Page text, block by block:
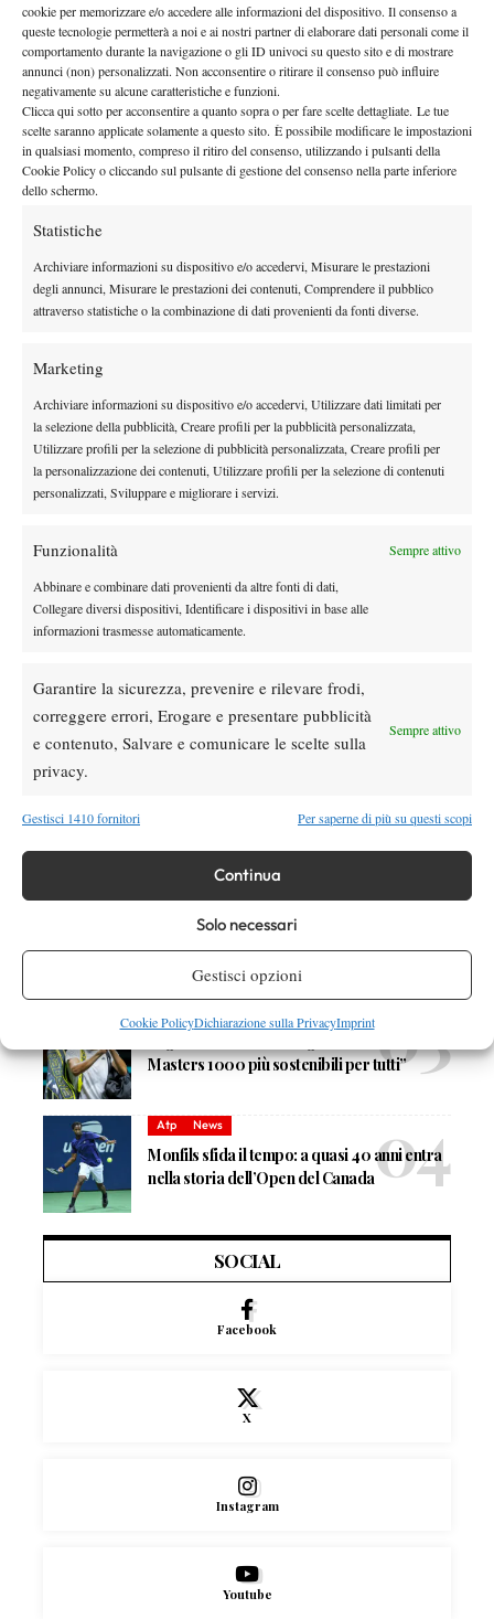
cookie per memorizzare e/o accedere alle informazioni del dispositivo. Il consenso a
queste tecnologie permetterà a noi e ai nostri partner di elaborare dati personali come il
comportamento durante la navigazione o gli ID univoci su questo sito e di mostrare
annunci (non) personalizzati. Non acconsentire o ritirare il consenso può influire
negativamente su alcune caratteristiche e funzioni.
Clicca qui sotto per acconsentire a quanto sopra o per fare scelte dettagliate. Le tue
scelte saranno applicate solamente a questo sito. È possibile modificare le impostazioni
in qualsiasi momento, compreso il ritiro del consenso, utilizzando i pulsanti della
Cookie Policy o cliccando sul pulsante di gestione del consenso nella parte inferiore
dello schermo.
Statistiche
Archiviare informazioni su dispositivo e/o accedervi, Misurare le prestazioni
degli annunci, Misurare le prestazioni dei contenuti, Comprendere il pubblico
attraverso statistiche o la combinazione di dati provenienti da fonti diverse.
Marketing
Archiviare informazioni su dispositivo e/o accedervi, Utilizzare dati limitati per
la selezione della pubblicità, Creare profili per la pubblicità personalizzata,
Utilizzare profili per la selezione di pubblicità personalizzata, Creare profili per
la personalizzazione dei contenuti, Utilizzare profili per la selezione di contenuti
personalizzati, Sviluppare e migliorare i servizi.
Funzionalità Sempre attivo
Abbinare e combinare dati provenienti da altre fonti di dati,
Collegare diversi dispositivi, Identificare i dispositivi in base alle
informazioni trasmesse automaticamente.
Garantire la sicurezza, prevenire e rilevare frodi,
correggere errori, Erogare e presentare pubblicità
e contenuto, Salvare e comunicare le scelte sulla
privacy.
Sempre attivo
Gestisci 1410 fornitori Per saperne di più su questi scopi
Continua
Solo necessari
Gestisci opzioni
Cookie PolicyDichiarazione sulla PrivacyImprint
Il Roland Garros 2026 è stato un torneo in cui si è rivisto anche il
miglior MatteoBerrettini, fino al problema all’anca che lo ha
fermato nel quarto di finale contro Arnaldi. “Berrettini è un
grandissimo giocatore e non lo scopriamo certo oggi, ha
margine per crescere ancora e restare ai livelli che gli
competono”il pensiero di Volandri. A Parigi c’è stata anche la
prima volta in un main draw Slam per Federico
, che il
lasciare il tempo di crescere
fatto bene al Roland Garros non significa che farà i quarti a
Wimbledon”.
Il sistema Italia
Un’Italia che continua a crescere è il frutto di alcune
lungimiranti effettuate anni fa
. Il vincitore di due titoli ATP ha
evidenziato una decisione in particolare: “La svolta secondo me
è arrivata circaotto anni faquando ci siamo resi conto che
funzionavamo megliofacendo crescere i ragazzi attraverso i
loro allenatori piuttosto che accentrare tutto
Adesso vogliamo tornare ad avere
dieci-undici giocatori di alto
livello, con tre nei primi cento e altri tre nei primi duecento”.
DI TENDENZA
Sinner, check-up di quattro ore a Milano:
Le Interviste News
Dal successo su Federer al presente a
Panama: il racconto di Diego De Vecchis tra
tennis e padel
Masters 1000 più sostenibili per tutti”
Atp News
Monfils sfida il tempo: a quasi 40 anni entra
nella storia dell’Open del Canada
SOCIAL
Facebook
X
Instagram
Youtube